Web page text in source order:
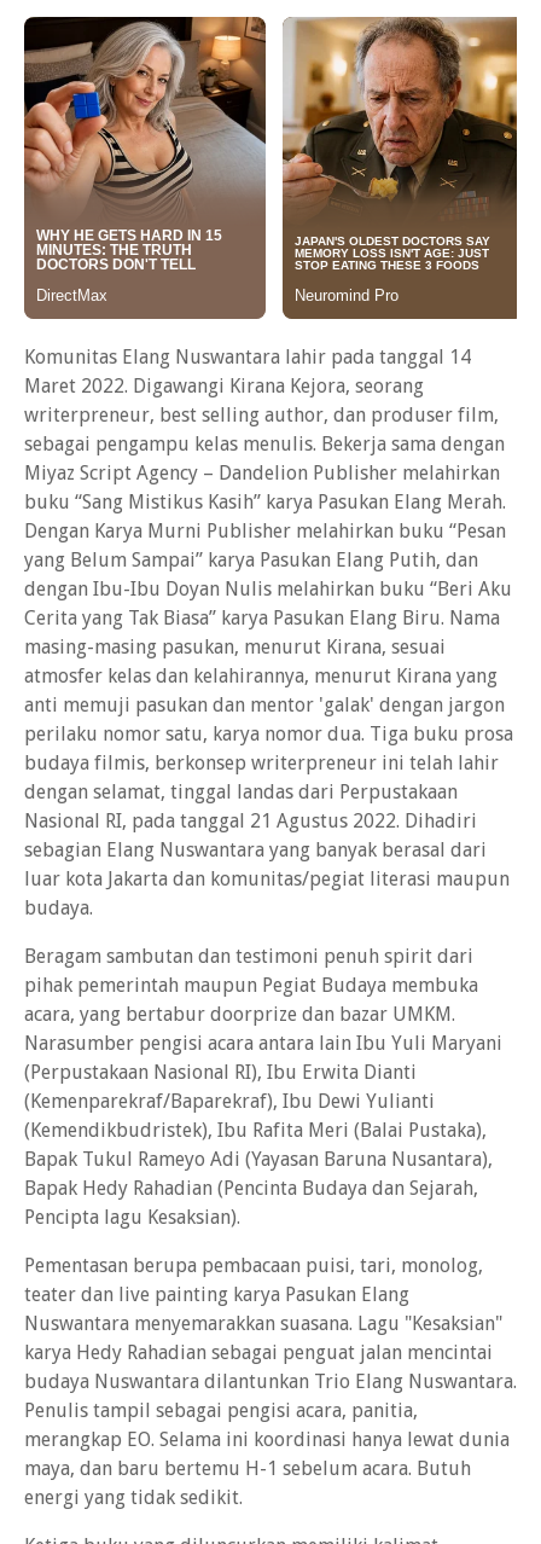
Komunitas Elang Nuswantara lahir pada tanggal 14
Maret 2022. Digawangi Kirana Kejora, seorang
writerpreneur, best selling author, dan produser film,
sebagai pengampu kelas menulis. Bekerja sama dengan
Miyaz Script Agency – Dandelion Publisher melahirkan
buku “Sang Mistikus Kasih” karya Pasukan Elang Merah.
Dengan Karya Murni Publisher melahirkan buku “Pesan
yang Belum Sampai” karya Pasukan Elang Putih, dan
dengan Ibu-Ibu Doyan Nulis melahirkan buku “Beri Aku
Cerita yang Tak Biasa” karya Pasukan Elang Biru. Nama
masing-masing pasukan, menurut Kirana, sesuai
atmosfer kelas dan kelahirannya, menurut Kirana yang
anti memuji pasukan dan mentor 'galak' dengan jargon
perilaku nomor satu, karya nomor dua. Tiga buku prosa
budaya filmis, berkonsep writerpreneur ini telah lahir
dengan selamat, tinggal landas dari Perpustakaan
Nasional RI, pada tanggal 21 Agustus 2022. Dihadiri
sebagian Elang Nuswantara yang banyak berasal dari
luar kota Jakarta dan komunitas/pegiat literasi maupun
budaya.
Beragam sambutan dan testimoni penuh spirit dari
pihak pemerintah maupun Pegiat Budaya membuka
acara, yang bertabur doorprize dan bazar UMKM.
Narasumber pengisi acara antara lain Ibu Yuli Maryani
(Perpustakaan Nasional RI), Ibu Erwita Dianti
(Kemenparekraf/Baparekraf), Ibu Dewi Yulianti
(Kemendikbudristek), Ibu Rafita Meri (Balai Pustaka),
Bapak Tukul Rameyo Adi (Yayasan Baruna Nusantara),
Bapak Hedy Rahadian (Pencinta Budaya dan Sejarah,
Pencipta lagu Kesaksian).
Pementasan berupa pembacaan puisi, tari, monolog,
teater dan live painting karya Pasukan Elang
Nuswantara menyemarakkan suasana. Lagu "Kesaksian"
karya Hedy Rahadian sebagai penguat jalan mencintai
budaya Nuswantara dilantunkan Trio Elang Nuswantara.
Penulis tampil sebagai pengisi acara, panitia,
merangkap EO. Selama ini koordinasi hanya lewat dunia
maya, dan baru bertemu H-1 sebelum acara. Butuh
energi yang tidak sedikit.